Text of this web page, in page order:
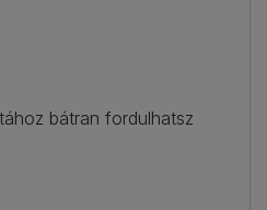
bátran fordulhatsz